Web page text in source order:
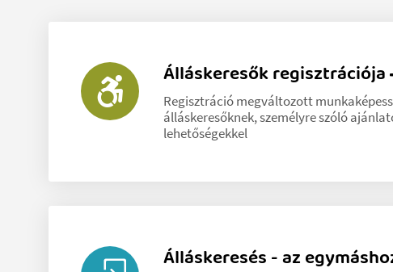
Álláskeresők regisztrációja
Regisztráció megváltozott
álláskeresőknek, személyre szóló
lehetőségekkel
Álláskeresés - az